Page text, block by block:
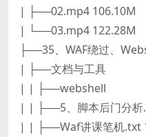
| ├──02.mp4 106.10M
| └──03.mp4 122.28M
├──35、WAF绕过、
| ├──文档与工具
| | ├──webshell
| | ├──5、脚本后门分析
| | ├──Waf讲课笔机.txt